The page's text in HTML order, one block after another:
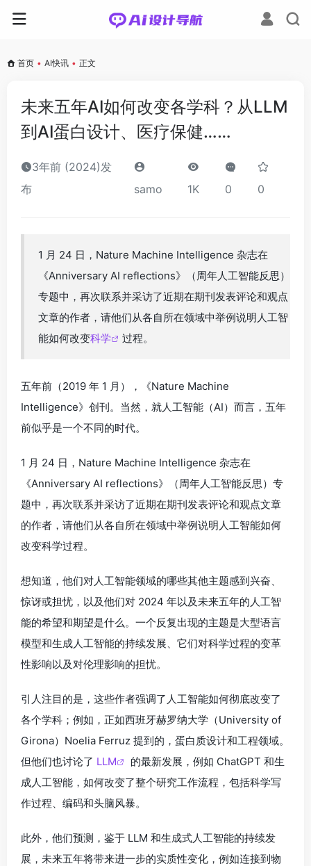
首页 • AI快讯 • 正文
未来五年AI如何改变各学科？从LLM
到AI蛋白设计、医疗保健……
3年前 (2024)发
布
samo 1K 0 0
1 月 24 日，Nature Machine Intelligence 杂志在
《Anniversary AI reflections》（周年人工智能反思）
专题中，再次联系并采访了近期在期刊发表评论和观点
文章的作者，请他们从各自所在领域中举例说明人工智
能如何改变科学 过程。
五年前（2019 年 1 月），《Nature Machine
Intelligence》创刊。当然，就人工智能（AI）而言，五年
前似乎是一个不同的时代。
1 月 24 日，Nature Machine Intelligence 杂志在
《Anniversary AI reflections》（周年人工智能反思）专
题中，再次联系并采访了近期在期刊发表评论和观点文章
的作者，请他们从各自所在领域中举例说明人工智能如何
改变科学过程。
想知道，他们对人工智能领域的哪些其他主题感到兴奋、
惊讶或担忧，以及他们对 2024 年以及未来五年的人工智
能的希望和期望是什么。一个反复出现的主题是大型语言
模型和生成人工智能的持续发展、它们对科学过程的变革
性影响以及对伦理影响的担忧。
引人注目的是，这些作者强调了人工智能如何彻底改变了
各个学科；例如，正如西班牙赫罗纳大学（University of
Girona）Noelia Ferruz 提到的，蛋白质设计和工程领域。
但他们也讨论了 LLM
的最新发展，例如 ChatGPT 和生
成人工智能，如何改变了整个研究工作流程，包括科学写
作过程、编码和头脑风暴。
此外，他们预测，鉴于 LLM 和生成式人工智能的持续发
展，未来五年将带来进一步的实质性变化，例如连接到物